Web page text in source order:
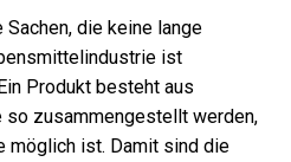
die keine lange
ist
Produkt besteht aus
so zusammengestellt werden,
möglich ist. Damit sind die